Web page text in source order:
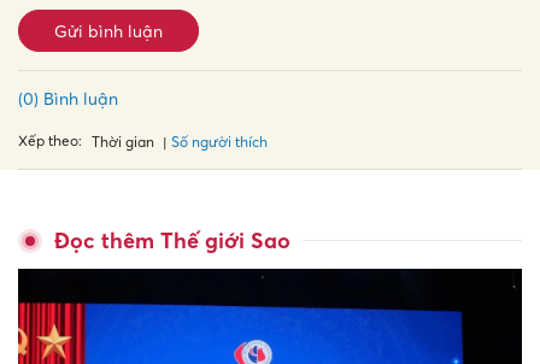
Gửi bình luận
(0) Bình luận
Xếp theo: Thời gian Số người thích
Đọc thêm Thế giới Sao